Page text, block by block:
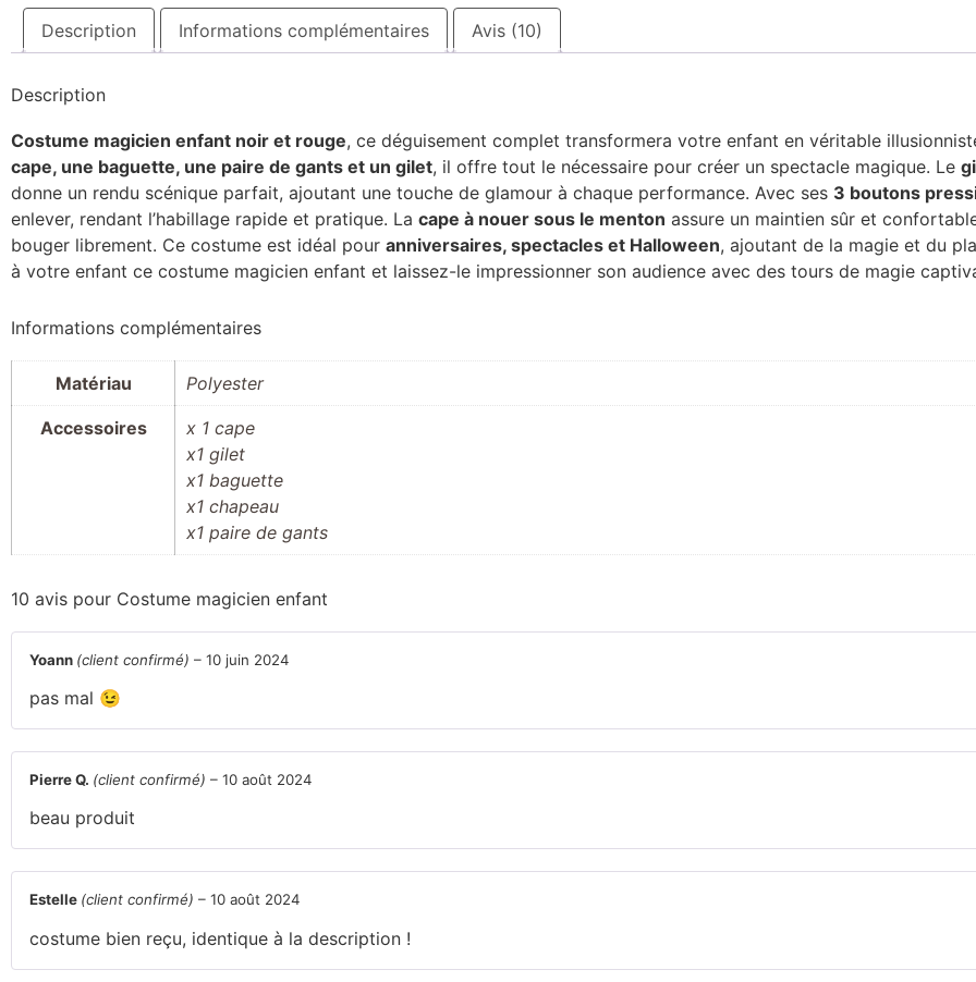
Description Informations complémentaires Avis (10)
Description
Costume magicien enfant noir et rouge, ce déguisement complet transformera votre enfant en véritable
cape, une baguette, une paire de gants et un gilet, il offre tout le nécessaire pour créer un spectacle magique. Le
donne un rendu scénique parfait, ajoutant une touche de glamour à chaque performance. Avec ses 3 boutons
enlever, rendant l’habillage rapide et pratique. La cape à nouer sous le menton assure un maintien sûr et
bouger librement. Ce costume est idéal pour anniversaires, spectacles et Halloween, ajoutant de la magie et du
à votre enfant ce costume magicien enfant et laissez-le impressionner son audience avec des tours de magie
Informations complémentaires
Matériau Polyester
Accessoires
x 1 cape
x1 gilet
x1 baguette
x1 chapeau
x1 paire de gants
10 avis pour Costume magicien enfant
Yoann (client confirmé) – 10 juin 2024
pas mal 😉
Pierre Q. (client confirmé) – 10 août 2024
beau produit
Estelle (client confirmé) – 10 août 2024
costume bien reçu, identique à la description !